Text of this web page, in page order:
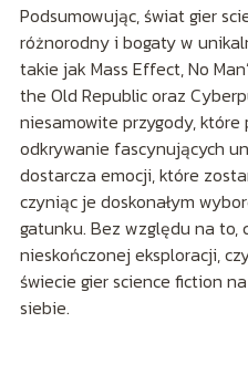
Podsumowując, świat gier
różnorodny i bogaty w
takie jak Mass Effect, No
the Old Republic oraz
niesamowite przygody,
odkrywanie fascynujących
dostarcza emocji, które
czyniąc je doskonałym
gatunku. Bez względu na to,
nieskończonej eksploracji,
świecie gier science fiction
siebie.